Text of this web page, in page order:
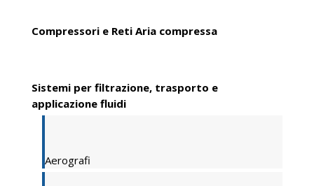
Compressori e Reti Aria compressa
Sistemi per filtrazione, trasporto e
applicazione fluidi
Aerografi